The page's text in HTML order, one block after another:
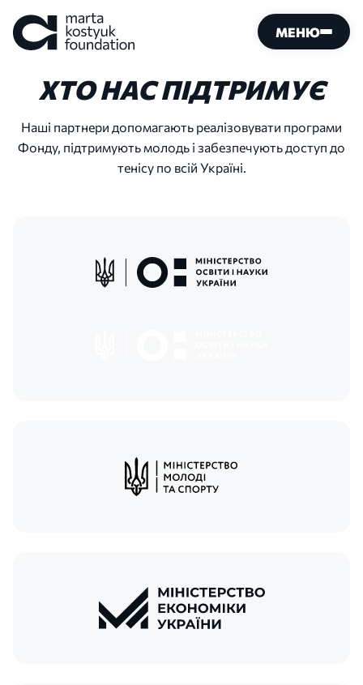
МЕНЮ
ХТО НАС ПІДТРИМУЄ
Наші партнери допомагають реалізовувати програми
Фонду, підтримують молодь і забезпечують доступ до
тенісу по всій Україні.